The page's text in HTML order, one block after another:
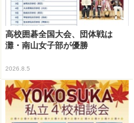
高校囲碁全国大会、団体戦は
灘・南山女子部が優勝
2026.8.5